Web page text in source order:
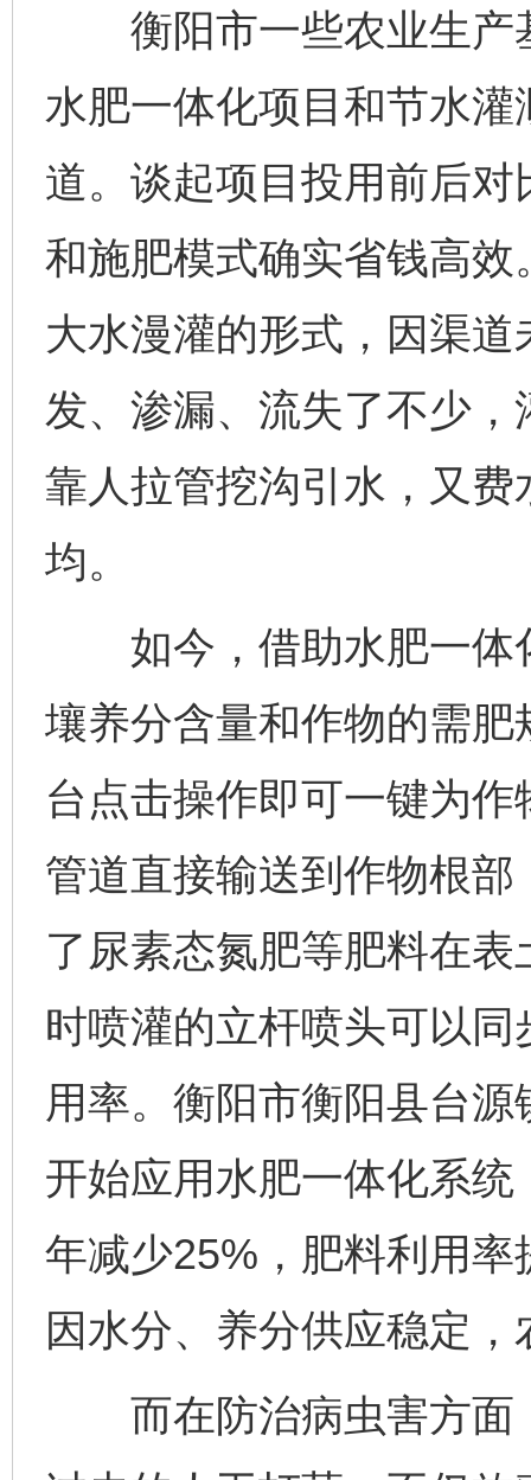
衡阳市一些农业生产
水肥一体化项目和节水
道。谈起项目投用前后
和施肥模式确实省钱高
大水漫灌的形式，因渠
发、渗漏、流失了不少
靠人拉管挖沟引水，又
均。
如今，借助水肥一体
壤养分含量和作物的需
台点击操作即可一键为
管道直接输送到作物根
了尿素态氮肥等肥料在
时喷灌的立杆喷头可以
用率。衡阳市衡阳县台
开始应用水肥一体化系
年减少25%，肥料利用
因水分、养分供应稳定
而在防治病虫害方面